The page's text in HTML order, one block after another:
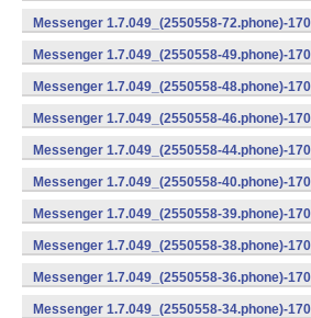
Messenger 1.7.049_(2550558-72.phone)-
Messenger 1.7.049_(2550558-49.phone)-
v8a) (Android)
Messenger 1.7.049_(2550558-48.phone)-
v8a) (Android)
Messenger 1.7.049_(2550558-46.phone)-
v8a) (Android)
Messenger 1.7.049_(2550558-44.phone)-
v8a) (Android)
Messenger 1.7.049_(2550558-40.phone)-
v8a) (Android)
Messenger 1.7.049_(2550558-39.phone)-
v7a) (Android)
Messenger 1.7.049_(2550558-38.phone)-
v7a) (Android)
Messenger 1.7.049_(2550558-36.phone)-
v7a) (Android)
Messenger 1.7.049_(2550558-34.phone)-